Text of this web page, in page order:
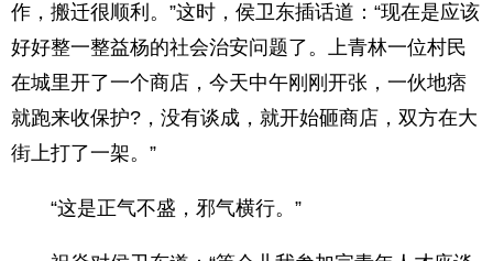
作，搬迁很顺利。”这时，侯卫东插话道：“现在是应该
好好整一整益杨的社会治安问题了。上青林一位村民
在城里开了一个商店，今天中午刚刚开张，一伙地痞
就跑来收保护?，没有谈成，就开始砸商店，双方在大
街上打了一架。”
“这是正气不盛，邪气横行。”